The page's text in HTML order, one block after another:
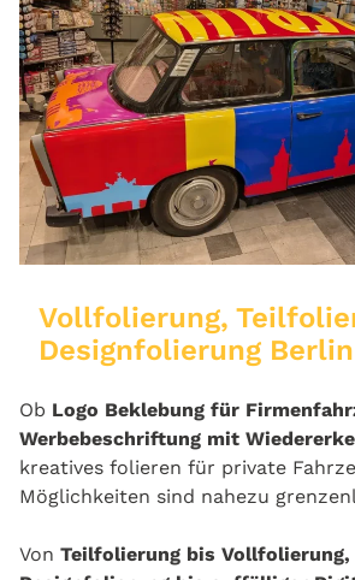
Vollfolierung,
Designfolierung Berlin
Ob Logo Beklebung für
Werbebeschriftung mit
kreatives folieren für private
Möglichkeiten sind nahezu
Von Teilfolierung bis